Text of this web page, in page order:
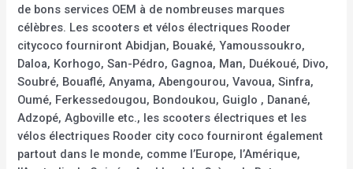
de bons services OEM à de nombreuses marques
célèbres. Les scooters et vélos électriques Rooder
citycoco fourniront Abidjan, Bouaké, Yamoussoukro,
Daloa, Korhogo, San-Pédro, Gagnoa, Man, Duékoué, Divo,
Soubré, Bouaflé, Anyama, Abengourou, Vavoua, Sinfra,
Oumé, Ferkessedougou, Bondoukou, Guiglo , Danané,
Adzopé, Agboville etc., les scooters électriques et les
vélos électriques Rooder city coco fourniront également
partout dans le monde, comme l’Europe, l’Amérique,